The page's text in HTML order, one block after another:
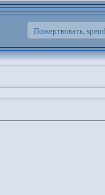
Пожертвовать,